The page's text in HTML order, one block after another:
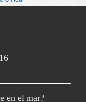
en el mar?